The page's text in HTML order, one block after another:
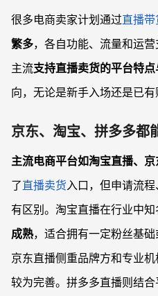
已有电商平台账号，开通直播卖
很多电商卖家计划通过直播带
繁多，各自功能、流量和运
主流支持直播卖货的平台特
向，无论是新手入场还是已有
京东、淘宝、拼多多都
主流电商平台如淘宝直播、
了直播卖货入口，但申请流
有区别。淘宝直播在行业中知
成熟，适合拥有一定粉丝基础
京东直播侧重品牌方和专业
较为完善。拼多多直播则结合